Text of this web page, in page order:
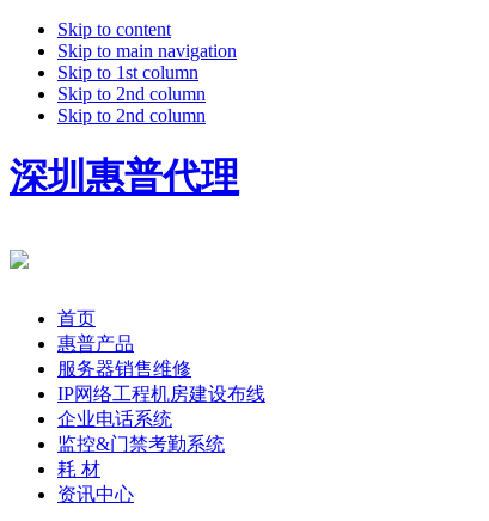
Skip to content
Skip to main navigation
Skip to 1st column
Skip to 2nd column
Skip to 2nd column
深圳惠普代理
首页
惠普产品
服务器销售维修
IP网络工程机房建设布线
企业电话系统
监控&门禁考勤系统
耗 材
资讯中心